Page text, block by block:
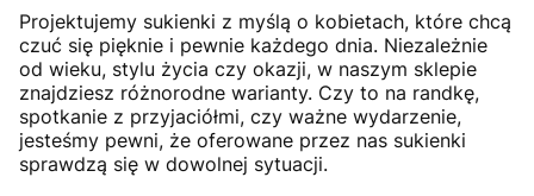
Projektujemy sukienki z myślą o kobietach, które chcą
czuć się pięknie i pewnie każdego dnia. Niezależnie
od wieku, stylu życia czy okazji, w naszym sklepie
znajdziesz różnorodne warianty. Czy to na randkę,
spotkanie z przyjaciółmi, czy ważne wydarzenie,
jesteśmy pewni, że oferowane przez nas sukienki
sprawdzą się w dowolnej sytuacji.